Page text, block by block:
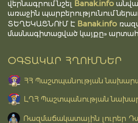
վերնագրում նշել Banak.info
առաջին պարբերությունում
ՏԵՂԵԿԱՑՆՈՒՄ Է Banak.info
մասնագիտացված կայքը»
ՕԳՏԱԿԱՐ ՀՂՈՒՄՆԵՐ
ՀՀ Պաշտպանության
ԼՂՀ Պաշտպանության
Ռազմաճակատային լուրեր